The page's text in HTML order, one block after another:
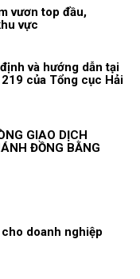
vươn top đầu,
vực
và hướng dẫn tại
của Tổng cục Hải
GIAO DỊCH
ĐỒNG BẰNG
doanh nghiệp